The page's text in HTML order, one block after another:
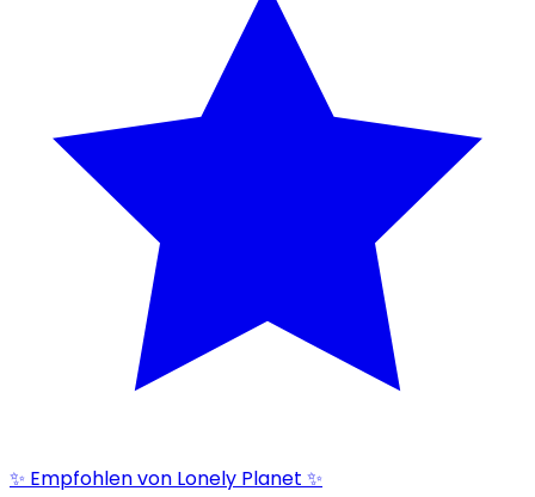
✨ Empfohlen von Lonely Planet ✨